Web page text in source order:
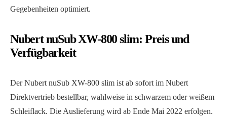
Gegebenheiten optimiert.
Nubert nuSub XW-800 slim: Preis und
Verfügbarkeit
Der Nubert nuSub XW-800 slim ist ab sofort im Nubert
Direktvertrieb bestellbar, wahlweise in schwarzem oder weißem
Schleiflack. Die Auslieferung wird ab Ende Mai 2022 erfolgen.